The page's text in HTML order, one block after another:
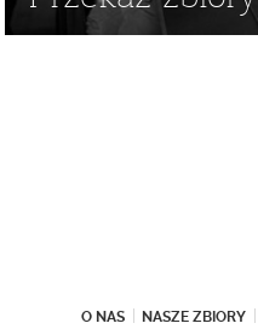
O NAS NASZE ZBIORY